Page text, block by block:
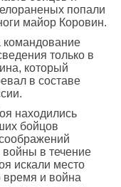
попали
майор Коровин.
командование
только в
который
в составе
находились
бойцов
в течение
искали место
время и война